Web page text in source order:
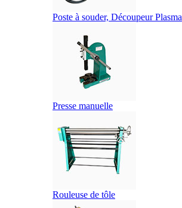
Poste à souder, Découpeur Plasma
Presse manuelle
Rouleuse de tôle